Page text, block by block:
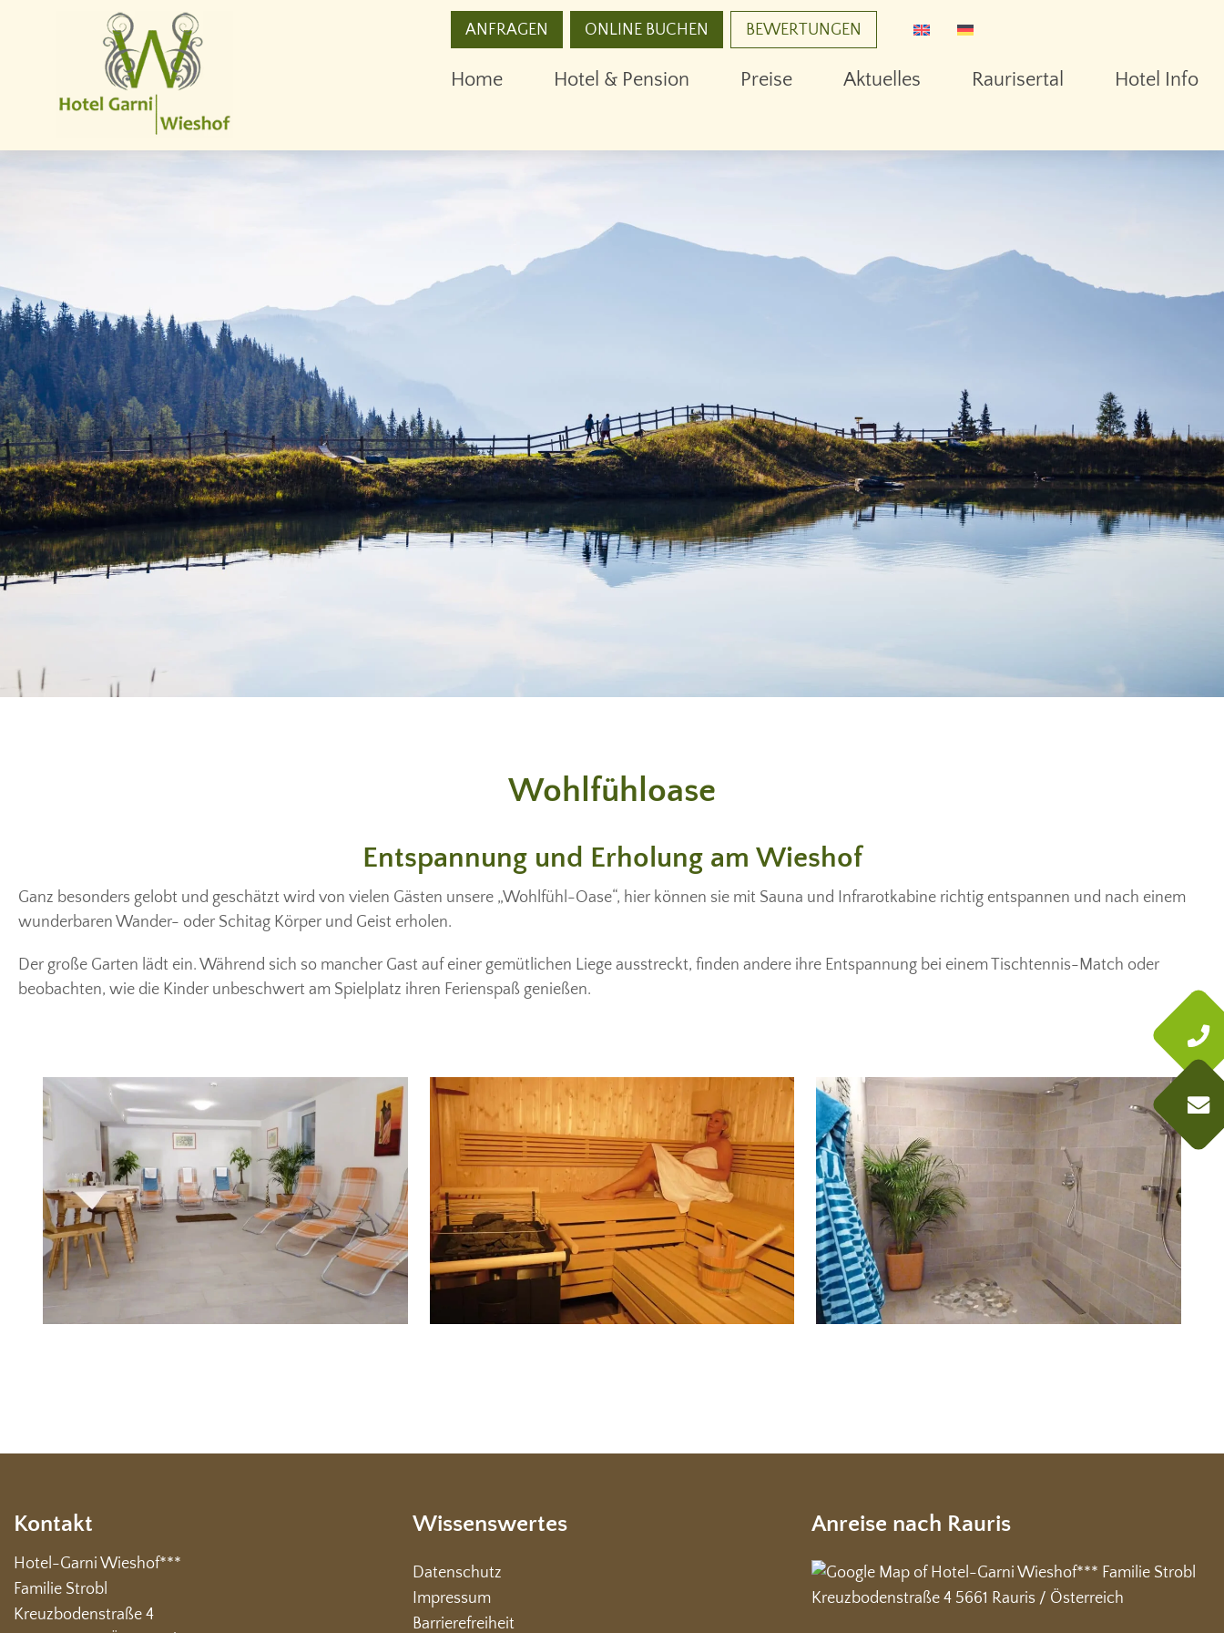
ANFRAGEN ONLINE BUCHEN BEWERTUNGEN
Home Hotel & Pension Preise Aktuelles Raurisertal Hotel Info
Wohlfühloase
Entspannung und Erholung am Wieshof
Ganz besonders gelobt und geschätzt wird von vielen Gästen unsere „Wohlfühl-Oase“, hier können sie mit Sauna und Infrarotkabine richtig entspannen und nach einem
wunderbaren Wander- oder Schitag Körper und Geist erholen.
Der große Garten lädt ein. Während sich so mancher Gast auf einer gemütlichen Liege ausstreckt, finden andere ihre Entspannung bei einem Tischtennis-Match oder
beobachten, wie die Kinder unbeschwert am Spielplatz ihren Ferienspaß genießen.
Kontakt
Hotel-Garni Wieshof***
Familie Strobl
Kreuzbodenstraße 4
Wissenswertes
Datenschutz
Impressum
Barrierefreiheit
Anreise nach Rauris